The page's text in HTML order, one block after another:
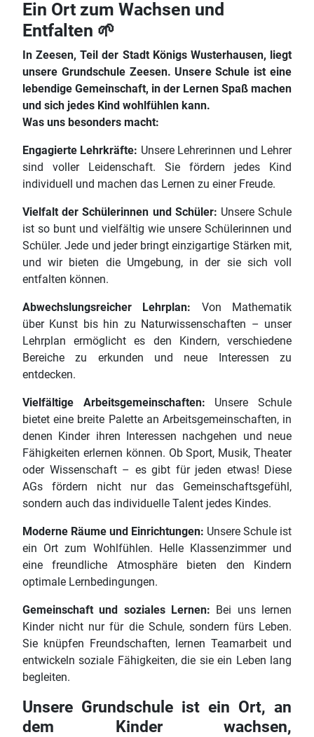
Schule
Login
Kontakt
Rechtliches
Ein Ort zum Wachsen und
Entfalten 🌱
In Zeesen, Teil der Stadt Königs Wusterhausen, liegt
unsere Grundschule Zeesen. Unsere Schule ist eine
lebendige Gemeinschaft, in der Lernen Spaß machen
und sich jedes Kind wohlfühlen kann.
Was uns besonders macht:
Engagierte Lehrkräfte: Unsere Lehrerinnen und Lehrer
sind voller Leidenschaft. Sie fördern jedes Kind
individuell und machen das Lernen zu einer Freude.
Vielfalt der Schülerinnen und Schüler: Unsere Schule
ist so bunt und vielfältig wie unsere Schülerinnen und
Schüler. Jede und jeder bringt einzigartige Stärken mit,
und wir bieten die Umgebung, in der sie sich voll
entfalten können.
Abwechslungsreicher Lehrplan: Von Mathematik
über Kunst bis hin zu Naturwissenschaften – unser
Lehrplan ermöglicht es den Kindern, verschiedene
Bereiche zu erkunden und neue Interessen zu
entdecken.
Vielfältige Arbeitsgemeinschaften: Unsere Schule
bietet eine breite Palette an Arbeitsgemeinschaften, in
denen Kinder ihren Interessen nachgehen und neue
Fähigkeiten erlernen können. Ob Sport, Musik, Theater
oder Wissenschaft – es gibt für jeden etwas! Diese
AGs fördern nicht nur das Gemeinschaftsgefühl,
sondern auch das individuelle Talent jedes Kindes.
Moderne Räume und Einrichtungen: Unsere Schule ist
ein Ort zum Wohlfühlen. Helle Klassenzimmer und
eine freundliche Atmosphäre bieten den Kindern
optimale Lernbedingungen.
Gemeinschaft und soziales Lernen: Bei uns lernen
Kinder nicht nur für die Schule, sondern fürs Leben.
Sie knüpfen Freundschaften, lernen Teamarbeit und
entwickeln soziale Fähigkeiten, die sie ein Leben lang
begleiten.
Unsere Grundschule ist ein Ort, an
dem Kinder wachsen,